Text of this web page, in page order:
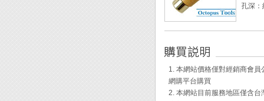
孔深
◆ 此圓
1. 本網站價格僅對經銷商會
網購平台購買
2. 本網站目前服務地區僅含